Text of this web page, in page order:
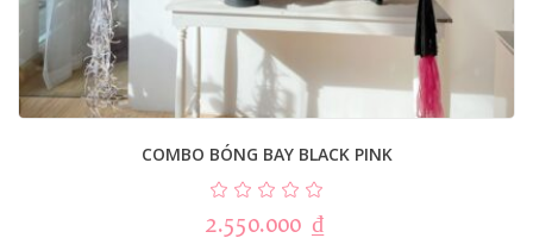
COMBO BÓNG BAY BLACK PINK
2.550.000 ₫